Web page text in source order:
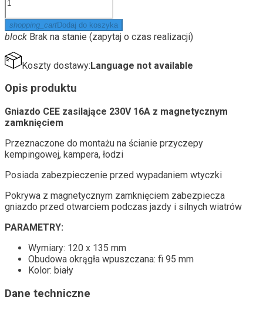
shopping_cartDodaj do koszyka
block Brak na stanie (zapytaj o czas realizacji)
Koszty dostawy:Language not available
Opis produktu
Gniazdo CEE zasilające 230V 16A z magnetycznym
zamknięciem
Przeznaczone do montażu na ścianie przyczepy
kempingowej, kampera, łodzi
Posiada zabezpieczenie przed wypadaniem wtyczki
Pokrywa z magnetycznym zamknięciem zabezpiecza
gniazdo przed otwarciem podczas jazdy i silnych wiatrów
PARAMETRY:
Wymiary: 120 x 135 mm
Obudowa okrągła wpuszczana: fi 95 mm
Kolor: biały
Dane techniczne